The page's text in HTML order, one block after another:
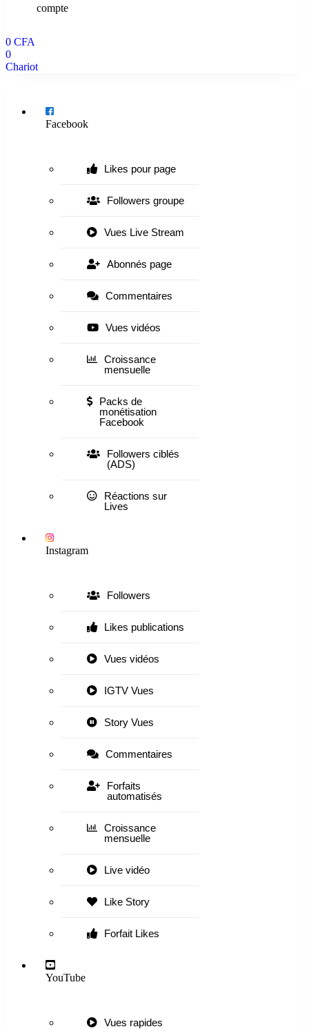
compte
0 CFA
0
Chariot
Facebook
Likes pour page
Followers groupe
Vues Live Stream
Abonnés page
Commentaires
Vues vidéos
Croissance
mensuelle
Packs de
monétisation
Facebook
Followers ciblés
(ADS)
Réactions sur
Lives
Instagram
Followers
Likes publications
Vues vidéos
IGTV Vues
Story Vues
Commentaires
Forfaits
automatisés
Croissance
mensuelle
Live vidéo
Like Story
Forfait Likes
YouTube
Vues rapides